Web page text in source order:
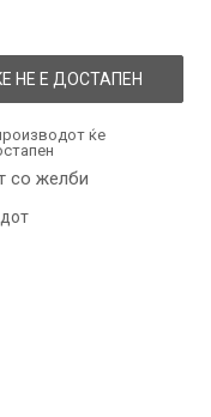
НЕ Е ДОСТАПЕН
ќе
со желби